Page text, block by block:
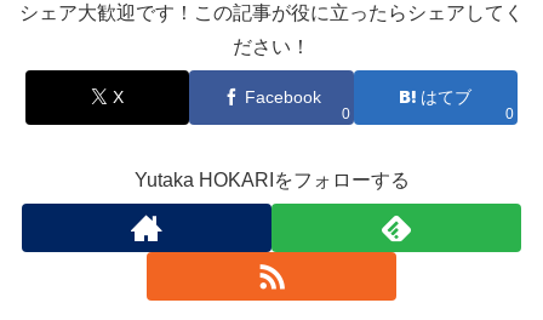
シェア大歓迎です！この記事が役に立ったらシェアしてく
ださい！
X Facebook
0
はてブ
0
Yutaka HOKARIをフォローする